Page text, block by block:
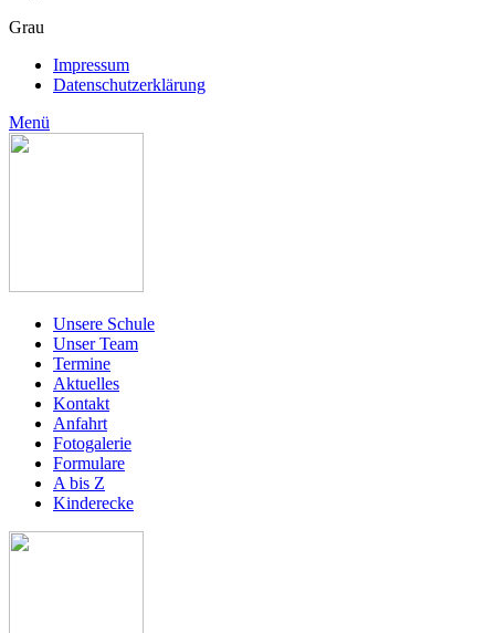
Grau
Impressum
Datenschutzerklärung
Menü
Unsere Schule
Unser Team
Termine
Aktuelles
Kontakt
Anfahrt
Fotogalerie
Formulare
A bis Z
Kinderecke